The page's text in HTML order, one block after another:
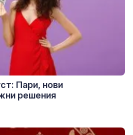
Пари, нови
решения